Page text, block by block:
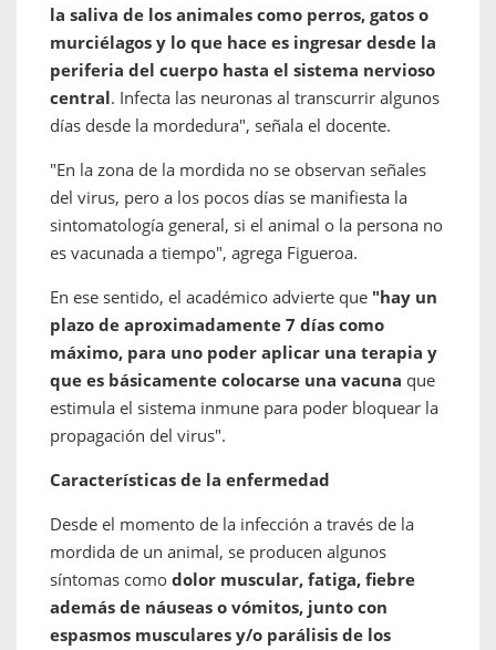
la saliva de los animales como perros, gatos o
murciélagos y lo que hace es ingresar desde la
periferia del cuerpo hasta el sistema nervioso
central. Infecta las neuronas al transcurrir algunos
días desde la mordedura", señala el docente.
"En la zona de la mordida no se observan señales
del virus, pero a los pocos días se manifiesta la
sintomatología general, si el animal o la persona no
es vacunada a tiempo", agrega Figueroa.
En ese sentido, el académico advierte que "hay un
plazo de aproximadamente 7 días como
máximo, para uno poder aplicar una terapia y
que es básicamente colocarse una vacuna que
estimula el sistema inmune para poder bloquear la
propagación del virus".
Características de la enfermedad
Desde el momento de la infección a través de la
mordida de un animal, se producen algunos
síntomas como dolor muscular, fatiga, fiebre
además de náuseas o vómitos, junto con
espasmos musculares y/o parálisis de los